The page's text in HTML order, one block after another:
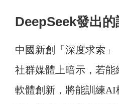
DeepSeek發出的
中國新創「深度求索」
社群媒體上暗示，若
軟體創新，將能訓練